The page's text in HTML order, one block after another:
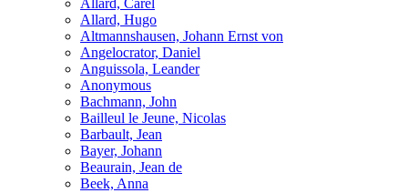
Allard, Carel
Allard, Hugo
Altmannshausen, Johann Ernst von
Angelocrator, Daniel
Anguissola, Leander
Anonymous
Bachmann, John
Bailleul le Jeune, Nicolas
Barbault, Jean
Bayer, Johann
Beaurain, Jean de
Beek, Anna